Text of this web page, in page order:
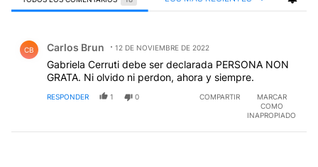
CB Carlos Brun 12 DE NOVIEMBRE DE 2022
Gabriela Cerruti debe ser declarada PERSONA NON
GRATA. Ni olvido ni perdon, ahora y siempre.
RESPONDER 1 0 COMPARTIR
MARCAR
COMO
INAPROPIADO